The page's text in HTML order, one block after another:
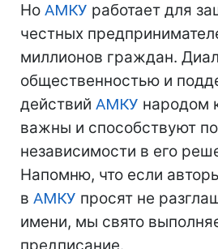
Но АМКУ работает для
честных
миллионов граждан.
общественностью и
действий АМКУ народом
важны и способствуют
независимости в его
Напомню, что если
в АМКУ просят не
имени, мы свято